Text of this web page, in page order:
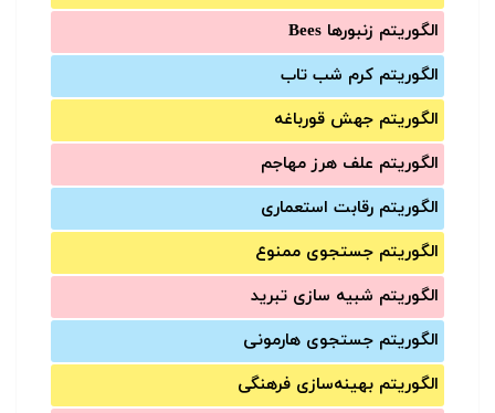
الگوریتم زنبورها Bees
الگوریتم کرم شب تاب
الگوریتم جهش قورباغه
الگوریتم علف هرز مهاجم
الگوریتم رقابت استعماری
الگوریتم جستجوی ممنوع
الگوریتم شبیه سازی تبرید
الگوریتم جستجوی هارمونی
الگوریتم بهینه‌سازی فرهنگی